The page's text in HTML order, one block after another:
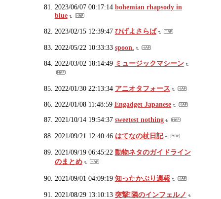
2023/06/07 00:17:14 bohemian rhapsody in
blue
2023/02/15 12:39:47 ひげよさらば
2022/05/22 10:33:33 spoon.
2022/03/02 18:14:49 ミュージックマシーン
2022/01/30 22:13:34 アニオタフォース
2022/01/08 11:48:59 Engadget Japanese
2021/10/14 19:54:37 sweetest nothing
2021/09/21 12:40:46 はてなの杖日記
2021/09/19 06:45:22 動物ネタのガイドライン
のまとめ
2021/09/01 04:09:19 知ったかぶり週報
2021/08/29 13:10:13 突撃!隣のインフェルノ